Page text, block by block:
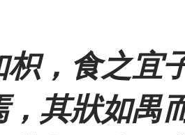
，食之宜
其狀如禺